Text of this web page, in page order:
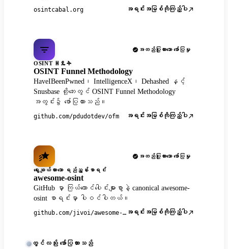
osintcabal.org အရင်းအမြစ်ကိုကြည့်ပါ
အတည်ပြုထားသော ဖော်ပြမှု
OSINT ዘዴት
OSINT Funnel Methodology
HaveIBeenPwned၊ IntelligenceX၊ Dehashed နှင့်
Snusbase တို့ဘေးတွင် OSINT Funnel Methodology
အတွင်း၌ ဖော်ပြထားသည်။
github.com/pdudotdev/ofm အရင်းအမြစ်ကိုကြည့်ပါ
အတည်ပြုထားသော ဖော်ပြမှု
ရွေးချယ်ထားသော ရည်ညွှန်းစာရင်း
awesome-osint
GitHub မှာ ကြယ်ထောင်ပေါင်းများစွာနဲ့ canonical awesome-
osint စာရင်းမှာ ပါဝင်ပါတယ်။
github.com/jivoi/awesome-osint အရင်းအမြစ်ကိုကြည့်ပါ
တွင်လည်း ဖော်ပြထားသည်